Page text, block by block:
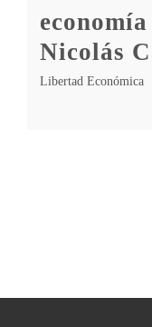
Nicolás
Libertad Económica